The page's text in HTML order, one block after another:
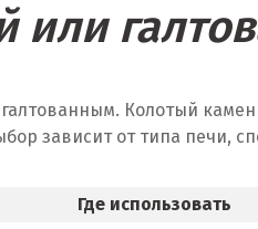
или
Колотый
зависит от типа печи,
Где использовать